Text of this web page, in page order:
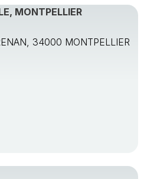
MONTPELLIER
34000 MONTPELLIER